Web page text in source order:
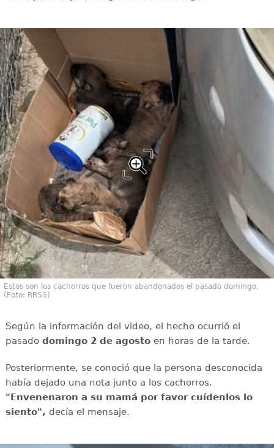
Estos son los cachorros que fueron abandonados el pasado domingo.
(Foto: RRSS)
Según la información del video, el hecho ocurrió el
pasado domingo 2 de agostoen horas de la tarde.
Posteriormente, se conoció que la persona desconocida
había dejado una nota junto a los cachorros.
"Envenenaron a su mamá por favor cuídenlos lo
siento", decía el mensaje.